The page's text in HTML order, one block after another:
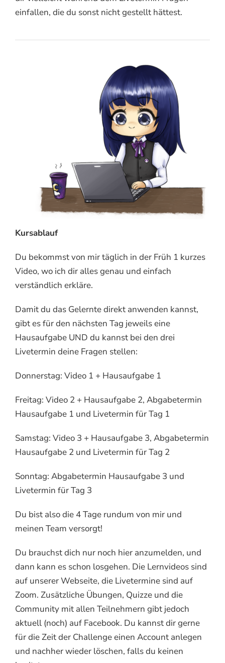
einfallen, die du sonst nicht gestellt hättest.
Kursablauf
Du bekommst von mir täglich in der Früh 1 kurzes
Video, wo ich dir alles genau und einfach
verständlich erkläre.
Damit du das Gelernte direkt anwenden kannst,
gibt es für den nächsten Tag jeweils eine
Hausaufgabe UND du kannst bei den drei
Livetermin deine Fragen stellen:
Donnerstag: Video 1 + Hausaufgabe 1
Freitag: Video 2 + Hausaufgabe 2, Abgabetermin
Hausaufgabe 1 und Livetermin für Tag 1
Samstag: Video 3 + Hausaufgabe 3, Abgabetermin
Hausaufgabe 2 und Livetermin für Tag 2
Sonntag: Abgabetermin Hausaufgabe 3 und
Livetermin für Tag 3
Du bist also die 4 Tage rundum von mir und
meinen Team versorgt!
Du brauchst dich nur noch hier anzumelden, und
dann kann es schon losgehen. Die Lernvideos sind
auf unserer Webseite, die Livetermine sind auf
Zoom. Zusätzliche Übungen, Quizze und die
Community mit allen Teilnehmern gibt jedoch
aktuell (noch) auf Facebook. Du kannst dir gerne
für die Zeit der Challenge einen Account anlegen
und nachher wieder löschen, falls du keinen